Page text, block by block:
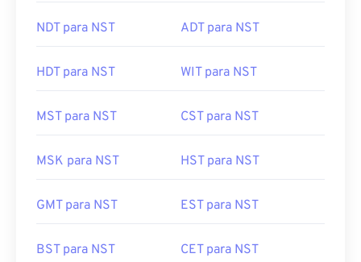
NDT para NST ADT para NST
HDT para NST WIT para NST
MST para NST CST para NST
MSK para NST HST para NST
GMT para NST EST para NST
BST para NST CET para NST